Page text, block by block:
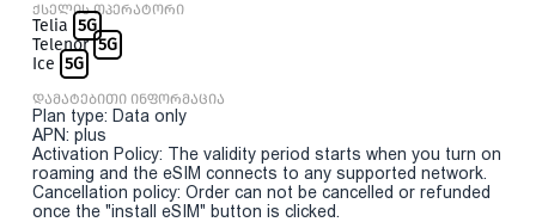
ქსელის ოპერატორი
Telia 5G
Telenor 5G
Ice 5G
დამატებითი ინფორმაცია
Plan type: Data only
APN: plus
Activation Policy: The validity period starts when you turn on
roaming and the eSIM connects to any supported network.
Cancellation policy: Order can not be cancelled or refunded
once the "install eSIM" button is clicked.